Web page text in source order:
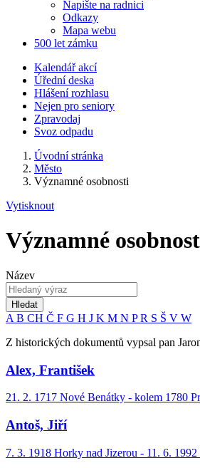
Napište na radnici
Odkazy
Mapa webu
500 let zámku
Kalendář akcí
Úřední deska
Hlášení rozhlasu
Nejen pro seniory
Zpravodaj
Svoz odpadu
Úvodní stránka
Město
Významné osobnosti
Vytisknout
Významné
Název
Hledat
A B CH Č F G H J K M N PR S Š V W
Z historických dokumentů vypsal pan
Alex, František
21. 2. 1717 Nové Benátky - kolem 1780
Antoš, Jiří
7. 3. 1918 Horky nad Jizerou - 11. 6.